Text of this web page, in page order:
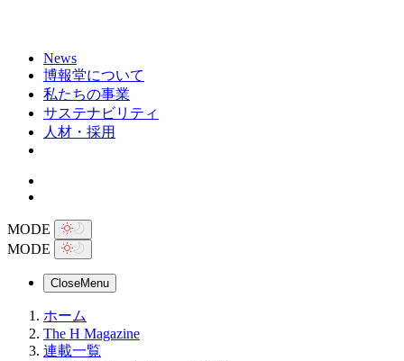
News
博報堂について
私たちの事業
サステナビリティ
人材・採用
MODE
MODE
CloseMenu
ホーム
The H Magazine
連載一覧